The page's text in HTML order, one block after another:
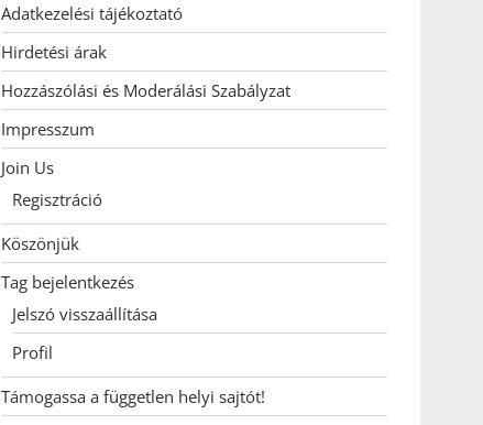
Adatkezelési tájékoztató
Hirdetési árak
Hozzászólási és Moderálási Szabályzat
Impresszum
Join Us
Regisztráció
Köszönjük
Tag bejelentkezés
Jelszó visszaállítása
Profil
Támogassa a független helyi sajtót!